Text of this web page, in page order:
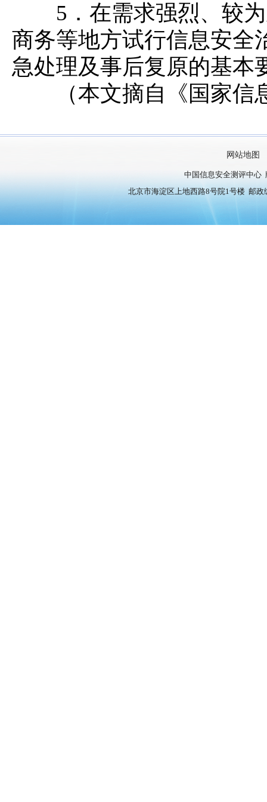
5．在需求强烈、较为
商务等地方试行信息安全
急处理及事后复原的基本
（本文摘自《国家信息
网站地图
中国信息安全测评中心
北京市海淀区上地西路8号院1号楼 邮